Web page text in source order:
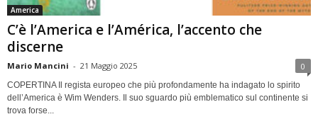
America
C’è l’America e l’América, l’accento che
discerne
Mario Mancini - 21 Maggio 2025 0
COPERTINA Il regista europeo che più profondamente ha indagato lo spirito
dell’America è Wim Wenders. Il suo sguardo più emblematico sul continente si
trova forse...